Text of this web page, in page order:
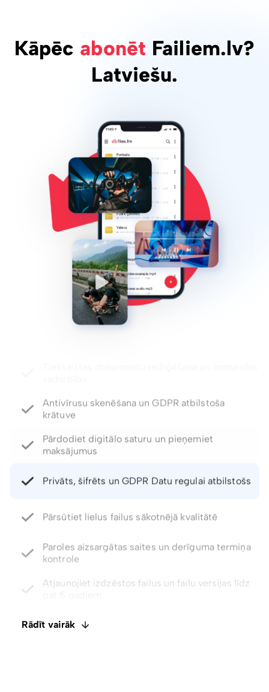
Kāpēc abonēt Failiem.lv?
Latviešu.
Rādīt vairāk
Pārdodiet digitālo saturu un pieņemiet
Privāts, šifrēts un GDPR Datu regulai atbilstošs
Paroles aizsargātas saites un derīguma termiņa
Atjaunojiet izdzēstos failus un failu versijas līdz